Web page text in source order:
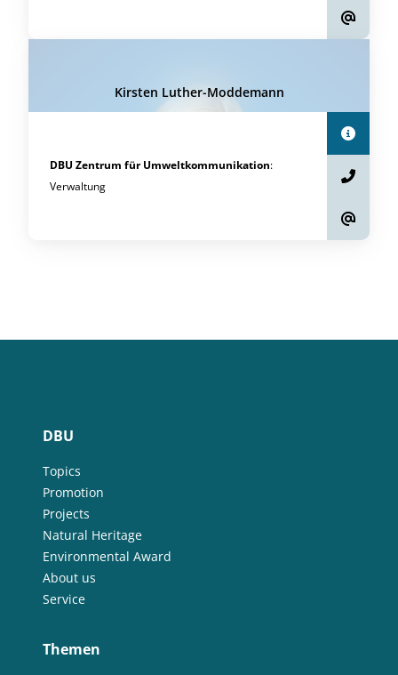
Kirsten Luther-Moddemann
DBU Zentrum für Umweltkommunikation:
Verwaltung
DBU
Topics
Promotion
Projects
Natural Heritage
Environmental Award
About us
Service
Themen